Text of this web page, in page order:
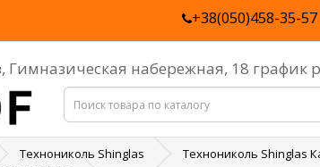
+38(050)458-35-57
Гимназическая набережная, 18
Технониколь Shinglas
Технониколь Shinglas